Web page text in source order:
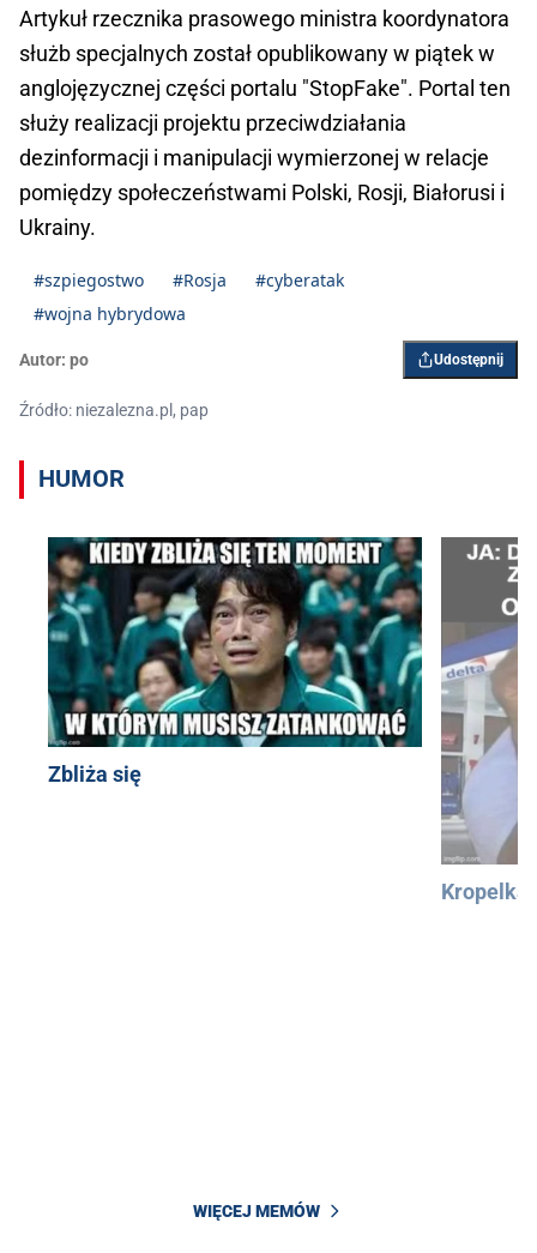
Artykuł rzecznika prasowego ministra koordynatora
służb specjalnych został opublikowany w piątek w
anglojęzycznej części portalu "StopFake". Portal ten
służy realizacji projektu przeciwdziałania
dezinformacji i manipulacji wymierzonej w relacje
pomiędzy społeczeństwami Polski, Rosji, Białorusi i
Ukrainy.
#szpiegostwo #Rosja
#cyberatak
#wojna hybrydowa
Autor: po Udostępnij
Źródło: niezalezna.pl, pap
HUMOR
Zbliża się
Kropelka
WIĘCEJ MEMÓW